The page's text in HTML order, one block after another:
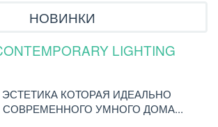
НОВИНКИ
LIGHTING
КОТОРАЯ ИДЕАЛЬНО
УМНОГО ДОМА...